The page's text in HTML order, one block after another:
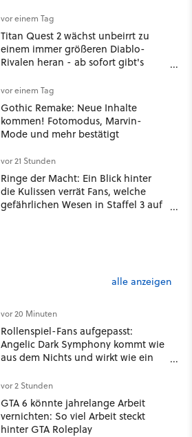
vor einem Tag
Titan Quest 2 wächst unbeirrt zu
einem immer größeren Diablo-
Rivalen heran - ab sofort gibt's
Klasse
vor einem Tag
Gothic Remake: Neue Inhalte
kommen! Fotomodus, Marvin-
Mode und mehr bestätigt
vor 21 Stunden
Ringe der Macht: Ein Blick hinter
die Kulissen verrät Fans, welche
gefährlichen Wesen in Staffel 3 auf
alle anzeigen
vor 20 Minuten
Rollenspiel-Fans aufgepasst:
Angelic Dark Symphony kommt wie
aus dem Nichts und wirkt wie ein
Mass Effect
vor 2 Stunden
GTA 6 könnte jahrelange Arbeit
vernichten: So viel Arbeit steckt
hinter GTA Roleplay